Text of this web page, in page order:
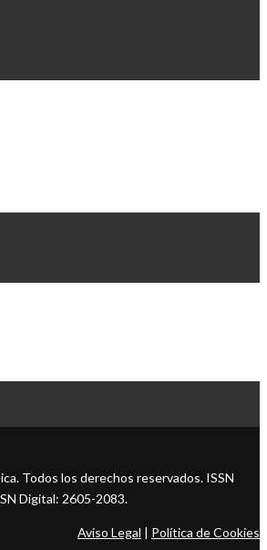
Todos los derechos reservados. ISSN
Digital: 2605-2083.
Aviso Legal | Política de Cookies